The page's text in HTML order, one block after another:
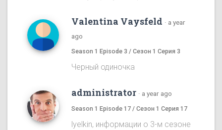
Valentina Vaysfeld · a year
ago
Season 1 Episode 3 / Сезон 1 Серия 3
Черный одиночка
administrator · a year ago
Season 1 Episode 17 / Сезон 1 Серия 17
lyelkin, информации о 3-м сезоне